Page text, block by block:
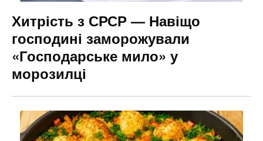
Хитрість з СРСР — Навіщо
господині заморожували
«Господарське мило» у
морозилці